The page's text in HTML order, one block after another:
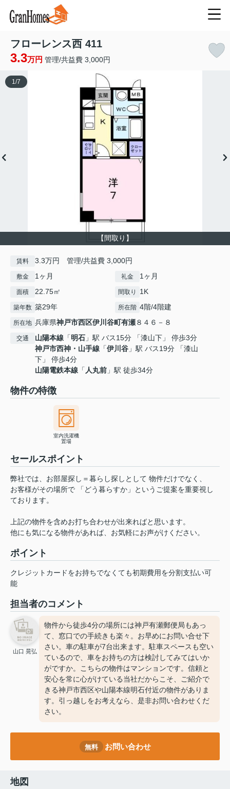
フローレンス西 411
3.3万円 管理/共益費 3,000円
【間取り】
1 /7
賃料 3.3万円 管理/共益費 3,000円
敷金 1ヶ月 礼金 1ヶ月
面積 22.75㎡ 間取り 1K
築年数 築29年 所在階 4階/4階建
所在地 兵庫県神戸市西区伊川谷町有瀬８４６－８
交通 山陽本線 「明石 」駅 バス15分 「漆山下」 停歩3分
神戸市西神・山手線 「伊川谷 」駅 バス19分 「漆山
下」 停歩4分
山陽電鉄本線 「 人丸前 」駅 徒歩34分
物件の特徴
室内洗濯機
置場
セールスポイント
弊社では、お部屋探し＝暮らし探しとして 物件だけでなく、
お客様がその場所で 「どう暮らすか」というご提案を重要視し
ております。
上記の物件を含めお打ち合わせが出来ればと思います。
他にも気になる物件があれば、お気軽にお声がけください。
ポイント
クレジットカードをお持ちでなくても初期費用を分割支払い可
能
担当者のコメント
山口 晃弘
物件から徒歩4分の場所には神戸有瀬郵便局もあっ
て、窓口での手続きも楽々。お早めにお問い合せ下
さい。車の駐車が7台出来ます。駐車スペースも空い
ているので、車をお持ちの方は検討してみてはいか
がですか。こちらの物件はマンションです。信頼と
安心を常に心がけている当社だからこそ、ご紹介で
きる神戸市西区や山陽本線明石付近の物件がありま
す。引っ越しをお考えなら、是非お問い合わせくだ
さい。
無料 お問い合わせ
地図